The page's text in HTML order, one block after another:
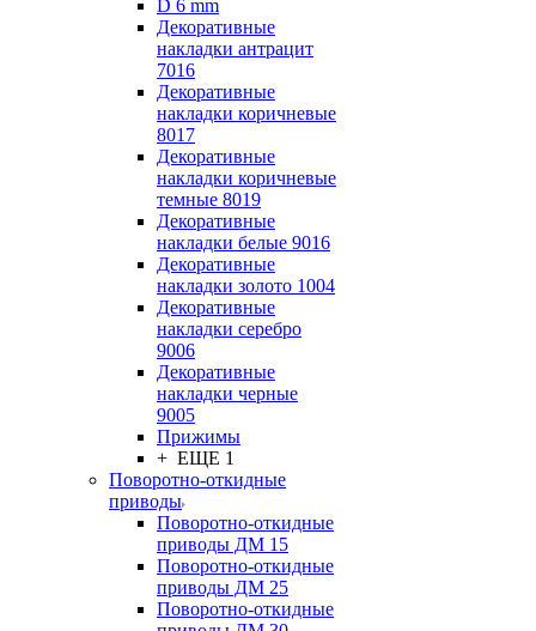
D 6 mm
Декоративные
накладки антрацит
7016
Декоративные
накладки коричневые
8017
Декоративные
накладки коричневые
темные 8019
Декоративные
накладки белые 9016
Декоративные
накладки золото 1004
Декоративные
накладки серебро
9006
Декоративные
накладки черные
9005
Прижимы
+ ЕЩЕ 1
Поворотно-откидные
приводы
Поворотно-откидные
приводы ДМ 15
Поворотно-откидные
приводы ДМ 25
Поворотно-откидные